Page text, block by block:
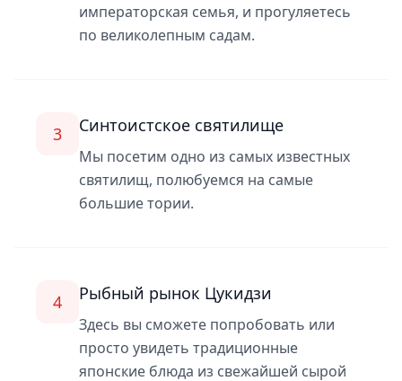
императорская семья, и прогуляетесь
по великолепным садам.
3 Синтоистское святилище
Мы посетим одно из самых известных
святилищ, полюбуемся на самые
большие тории.
4 Рыбный рынок Цукидзи
Здесь вы сможете попробовать или
просто увидеть традиционные
японские блюда из свежайшей сырой